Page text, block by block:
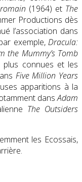
(1964) et The
Productions dès
l’association dans
exemple, Dracula:
the Mummy’s Tomb
plus connues et les
Five Million Years
apparitions à la
dansAdam
The Outsiders
les Ecossais,